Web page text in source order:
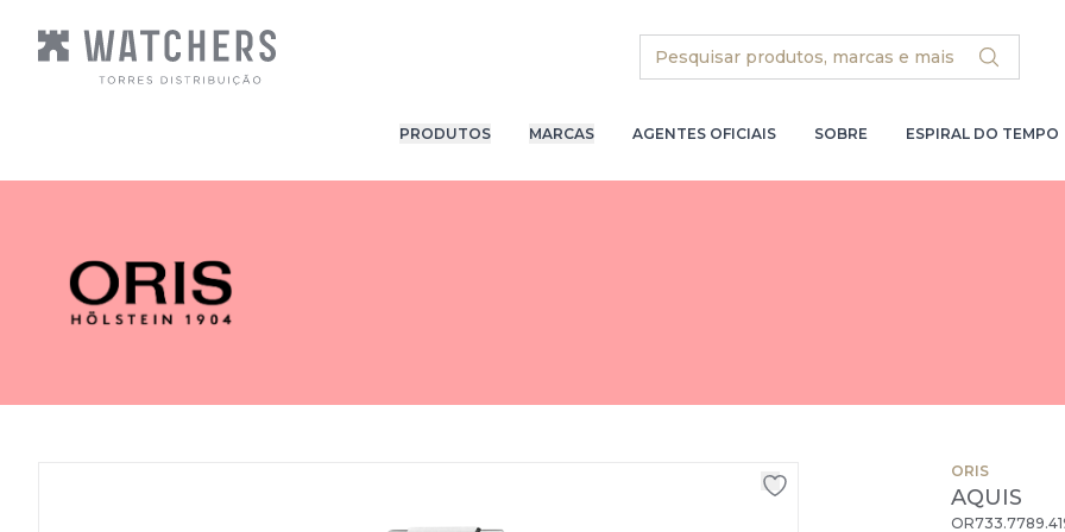
Search
PRODUTOS MARCAS AGENTES OFICIAIS SOBRE ESPIRAL DO TEMPO
ORIS
AQUIS